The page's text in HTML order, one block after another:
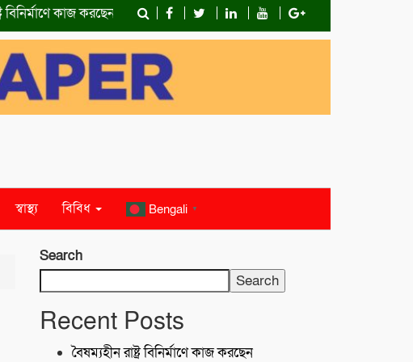
কাজ করছেন প্রধানমন্ত্রী:কেডিএ চেয়ারম্যান শফিকুল আলম মনা
স্বাস্থ্য বিবিধ Bengali ▼
Search
Search
Recent Posts
বৈষম্যহীন রাষ্ট্র বিনির্মাণে কাজ করছেন